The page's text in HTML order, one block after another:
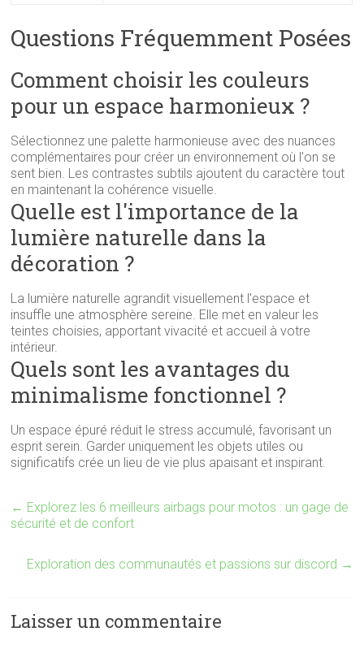
Questions Fréquemment Posées
Comment choisir les couleurs
pour un espace harmonieux ?
Sélectionnez une palette harmonieuse avec des nuances
complémentaires pour créer un environnement où l'on se
sent bien. Les contrastes subtils ajoutent du caractère tout
en maintenant la cohérence visuelle.
Quelle est l'importance de la
lumière naturelle dans la
décoration ?
La lumière naturelle agrandit visuellement l'espace et
insuffle une atmosphère sereine. Elle met en valeur les
teintes choisies, apportant vivacité et accueil à votre
intérieur.
Quels sont les avantages du
minimalisme fonctionnel ?
Un espace épuré réduit le stress accumulé, favorisant un
esprit serein. Garder uniquement les objets utiles ou
significatifs crée un lieu de vie plus apaisant et inspirant.
← Explorez les 6 meilleurs airbags pour motos : un gage de
sécurité et de confort
Exploration des communautés et passions sur discord →
Laisser un commentaire